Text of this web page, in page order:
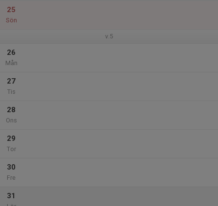
25
Sön
v.5
26
Mån
27
Tis
28
Ons
29
Tor
30
Fre
31